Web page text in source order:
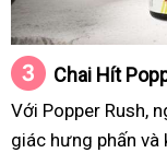
Chai Hít
Với Popper Rush,
giác hưng phấn